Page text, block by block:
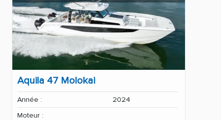
Aquila 47 Molokai
Année :
2024
Moteur :